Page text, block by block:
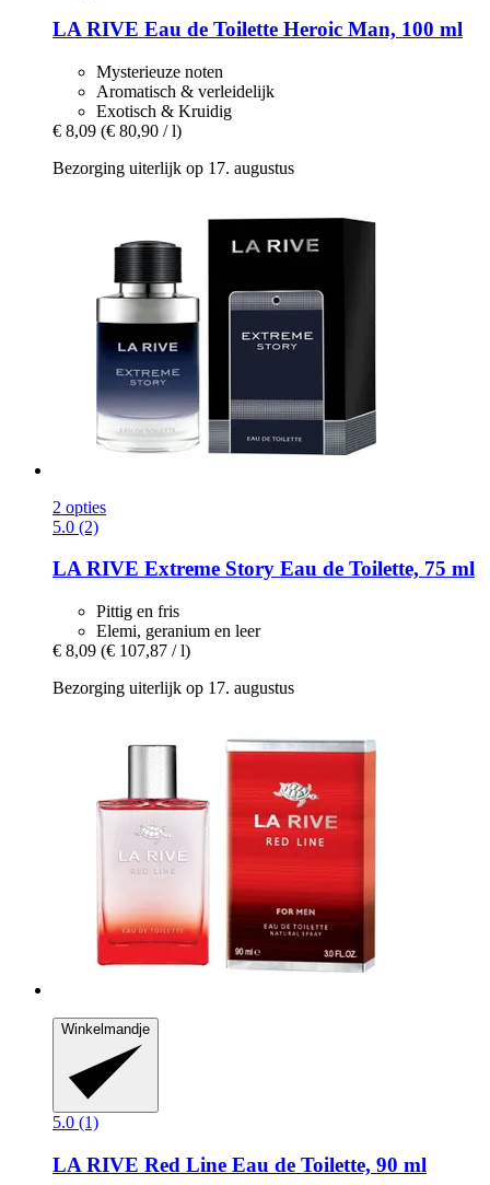
LA RIVE Eau de Toilette Heroic Man, 100 ml
Mysterieuze noten
Aromatisch & verleidelijk
Exotisch & Kruidig
€ 8,09 (€ 80,90 / l)
Bezorging uiterlijk op 17. augustus
2 opties
5.0 (2)
LA RIVE Extreme Story Eau de Toilette, 75 ml
Pittig en fris
Elemi, geranium en leer
€ 8,09 (€ 107,87 / l)
Bezorging uiterlijk op 17. augustus
Winkelmandje
5.0 (1)
LA RIVE Red Line Eau de Toilette, 90 ml